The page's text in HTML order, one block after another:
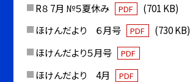
R８ 7月 №５夏休み PDF
(701 KB)
ほけんだより ６月号
PDF
(730 KB)
ほけんだより５月号
PDF
ほけんだより 4月 PDF